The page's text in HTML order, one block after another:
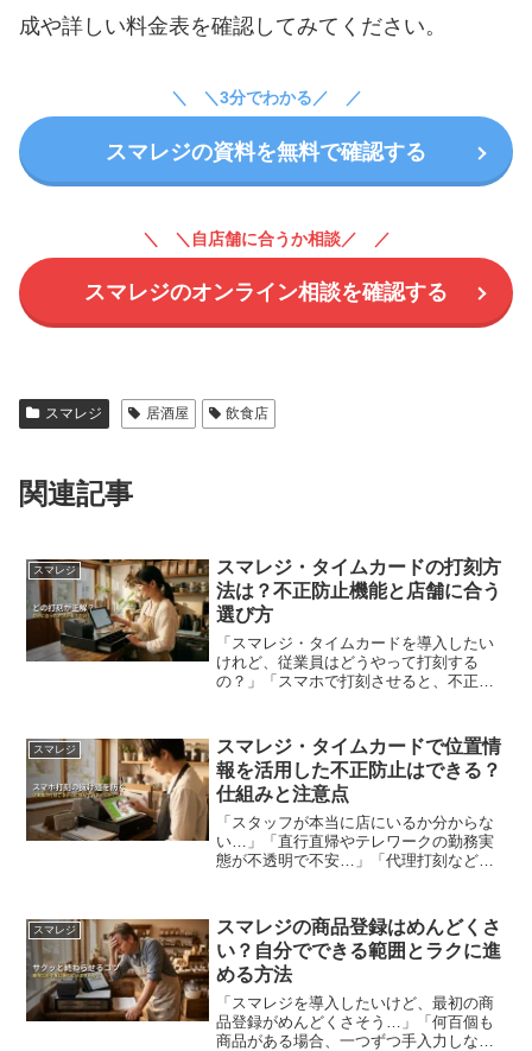
成や詳しい料金表を確認してみてください。
＼3分でわかる／
スマレジの資料を無料で確認する
＼自店舗に合うか相談／
スマレジのオンライン相談を確認する
スマレジ 居酒屋 飲食店
関連記事
スマレジ
スマレジ・タイムカードの打刻方
法は？不正防止機能と店舗に合う
選び方
「スマレジ・タイムカードを導入したい
けれど、従業員はどうやって打刻する
の？」「スマホで打刻させると、不正打
の使いやすさや不正防止の仕組みは、店
舗オーナーにとって非常に重...
スマレジ
スマレジ・タイムカードで位置情
報を活用した不正防止はできる？
仕組みと注意点
「スタッフが本当に店にいるか分からな
い…」「直行直帰やテレワークの勤務実
態が不透明で不安…」「代理打刻などの
管理の正確性についてこのような悩みを
抱えることは多いですよね。...
スマレジ
スマレジの商品登録はめんどくさ
い？自分でできる範囲とラクに進
める方法
「スマレジを導入したいけど、最初の商
品登録がめんどくさそう…」「何百個も
商品がある場合、一つずつ手入力しない